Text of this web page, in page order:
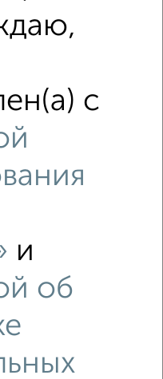
от проезд Маршала
с
и
об